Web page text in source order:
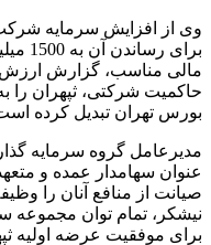
وی از افزایش سرمایه شرکت
برای
مالی مناسب، گزارش
حاکمیت شرکتی، ثپهران را
بورس تهران تبدیل کرده
مدیرعامل گروه سرمایه
عنوان سهامدار عمده و
صیانت از منافع آنان را
نیشکر، تمام توان مجموعه
برای موفقیت عرضه اولیه